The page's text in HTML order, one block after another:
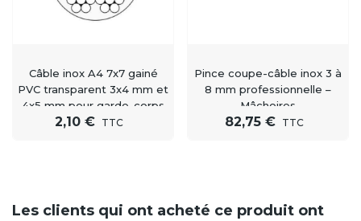
Câble inox A4 7x7 gainé
PVC transparent 3x4 mm et
4x5 mm pour garde-corps
– Vente au mètre
2,10 € TTC
Pince coupe-câble inox 3 à
8 mm professionnelle –
Mâchoires
interchangeables
82,75 € TTC
Les clients qui ont acheté ce produit ont